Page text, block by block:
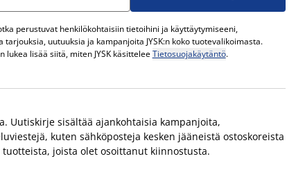
perustuvat henkilökohtaisiin tietoihini ja käyttäytymiseeni,
uutuuksia ja kampanjoita JYSK:n koko tuotevalikoimasta.
lukea lisää siitä, miten JYSK käsitteleeTietosuojakäytäntö.
Uutiskirje sisältää ajankohtaisia kampanjoita,
kuten sähköposteja kesken jääneistä ostoskoreista
tuotteista, joista olet osoittanut kiinnostusta.